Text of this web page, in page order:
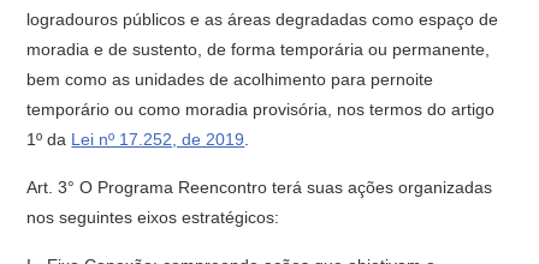
logradouros públicos e as áreas degradadas como espaço de
moradia e de sustento, de forma temporária ou permanente,
bem como as unidades de acolhimento para pernoite
temporário ou como moradia provisória, nos termos do artigo
1º da Lei nº 17.252, de 2019
Art. 3° O Programa Reencontro terá suas ações organizadas
nos seguintes eixos estratégicos: